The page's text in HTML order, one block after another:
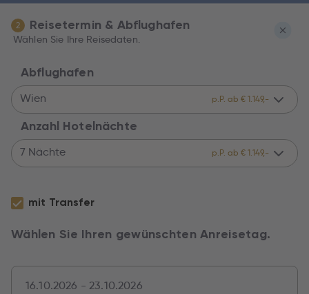
2 Reisetermin & Abflughafen
Wählen Sie Ihre Reisedaten.
Abflughafen
Wien p.P. ab € 1.149,-
Anzahl Hotelnächte
7 Nächte p.P. ab € 1.149,-
mit Transfer
Wählen Sie Ihren gewünschten Anreisetag.
16.10.2026 - 23.10.2026